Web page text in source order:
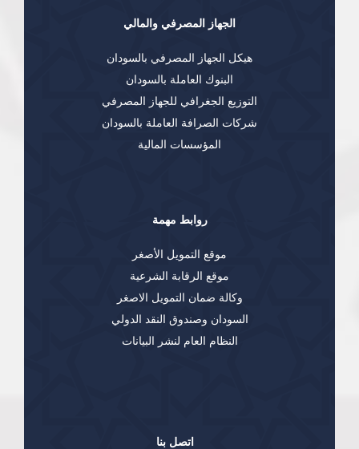
اتصل بنا
الجهاز المصرفي والمالي
هيكل الجهاز المصرفي بالسودان
البنوك العاملة بالسودان
التوزيع الجغرافي للجهاز المصرفي
شركات الصرافة العاملة بالسودان
المؤسسات المالية
روابط مهمة
موقع التمويل الأصغر
موقع الرقابة الشرعية
وكالة ضمان التمويل الاصغر
السودان وصندوق النقد الدولي
النظام العام لنشر البيانات